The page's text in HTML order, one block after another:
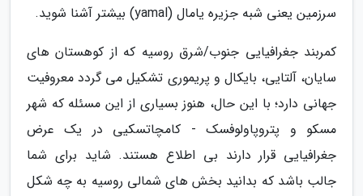
سرزمین یعنی شبه جزیره یامال (yamal) بیشتر آشنا شوید.
کمربند جغرافیایی جنوب/شرق روسیه که از کوهستان های
سایان، آلتایی، بایکال و پریموری تشکیل می گردد معروفیت
جهانی دارد؛ با این حال، هنوز بسیاری از این مسئله که شهر
مسکو و پتروپاولوفسک - کامچاتسکیی در یک عرض
جغرافیایی قرار دارند بی اطلاع هستند. شاید برای شما
جالب باشد که بدانید بخش های شمالی روسیه به چه شکل